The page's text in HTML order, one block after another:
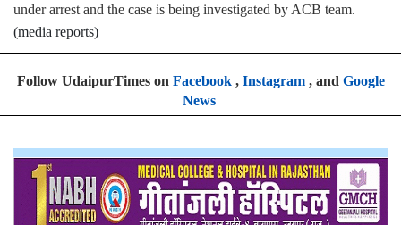
under arrest and the case is being investigated by ACB team.
(media reports)
Follow UdaipurTimes on Facebook, Instagram, and Google
News